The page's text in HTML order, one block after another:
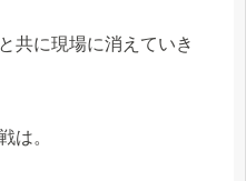
共に現場に消えていき
は。